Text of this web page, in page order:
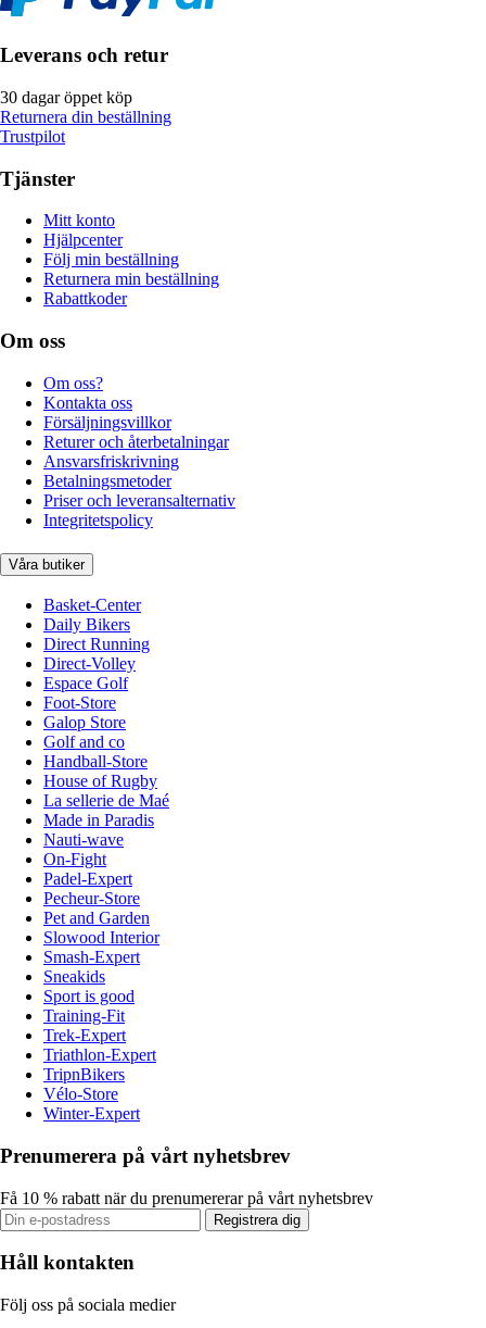
Leverans och retur
30 dagar öppet köp
Returnera din beställning
Trustpilot
Tjänster
Mitt konto
Hjälpcenter
Följ min beställning
Returnera min beställning
Rabattkoder
Om oss
Om oss?
Kontakta oss
Försäljningsvillkor
Returer och återbetalningar
Ansvarsfriskrivning
Betalningsmetoder
Priser och leveransalternativ
Integritetspolicy
Våra butiker
Basket-Center
Daily Bikers
Direct Running
Direct-Volley
Espace Golf
Foot-Store
Galop Store
Golf and co
Handball-Store
House of Rugby
La sellerie de Maé
Made in Paradis
Nauti-wave
On-Fight
Padel-Expert
Pecheur-Store
Pet and Garden
Slowood Interior
Smash-Expert
Sneakids
Sport is good
Training-Fit
Trek-Expert
Triathlon-Expert
TripnBikers
Vélo-Store
Winter-Expert
Prenumerera på vårt nyhetsbrev
Få 10 % rabatt när du prenumererar på vårt nyhetsbrev
Registrera dig
Håll kontakten
Följ oss på sociala medier